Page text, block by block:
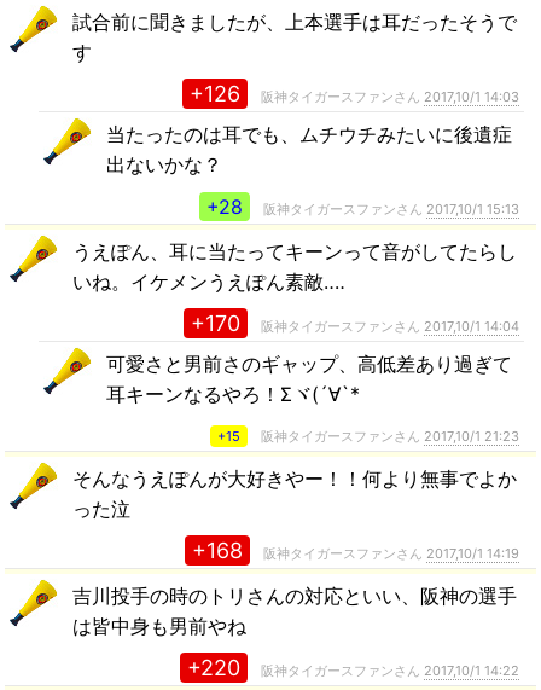
試合前に聞きましたが、上本選手は耳だったそうで
す
+126 阪神タイガースファンさん 2017,10/1 14:03
当たったのは耳でも、ムチウチみたいに後遺症
出ないかな？
+28
阪神タイガースファンさん 2017,10/1 15:13
うえぽん、耳に当たってキーンって音がしてたらし
いね。イケメンうえぽん素敵‥‥
+170 阪神タイガースファンさん 2017,10/1 14:04
可愛さと男前さのギャップ、高低差あり過ぎて
耳キーンなるやろ！Σヾ(´∀`*
+15 阪神タイガースファンさん 2017,10/1 21:23
そんなうえぽんが大好きやー！！何より無事でよか
った泣
+168 阪神タイガースファンさん 2017,10/1 14:19
吉川投手の時のトリさんの対応といい、阪神の選手
は皆中身も男前やね
+220 阪神タイガースファンさん 2017,10/1 14:22